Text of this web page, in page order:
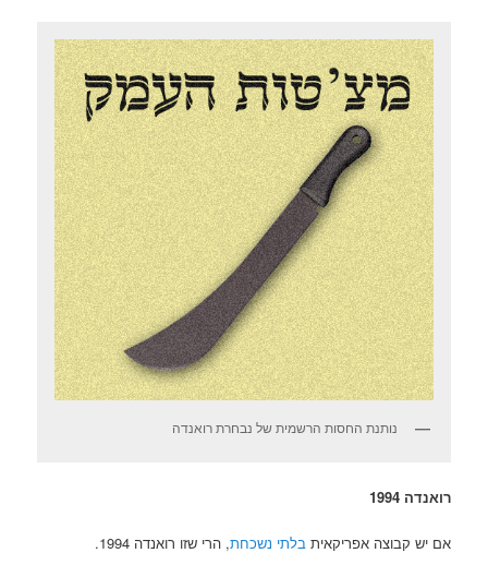
נותנת החסות הרשמית של נבחרת רואנדה
רואנדה 1994
אם יש קבוצה אפריקאיתבלתי נשכחת, הרי שזו רואנדה 1994.